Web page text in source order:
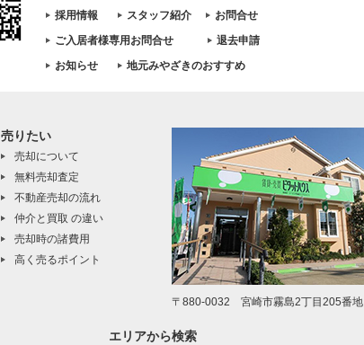
採用情報
スタッフ紹介
お問合せ
ご入居者様専用お問合せ
退去申請
お知らせ
地元みやざきのおすすめ
売りたい
売却について
無料売却査定
不動産売却の流れ
仲介と買取 の違い
売却時の諸費用
高く売るポイント
〒880-0032 宮崎市霧島2丁目205番地
エリアから検索